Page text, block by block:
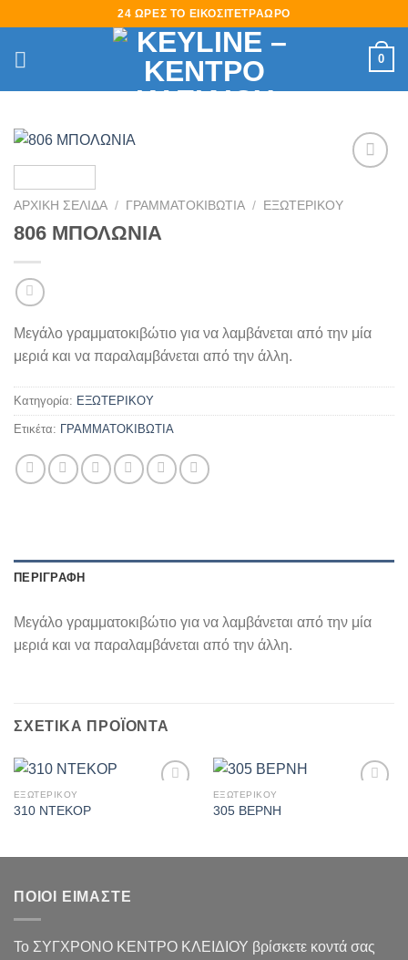
content
24 ΩΡΕΣ ΤΟ ΕΙΚΟΣΙΤΕΤΡΑΩΡΟ
0
στην
ΑΡΧΙΚΉ ΣΕΛΊΔΑ / ΓΡΑΜΜΑΤΟΚΙΒΩΤΙΑ / ΕΞΩΤΕΡΙΚΟΥ
806 ΜΠΟΛΩΝΙΑ
Μεγάλο γραμματοκιβώτιο για να λαμβάνεται από την μία
μεριά και να παραλαμβάνεται από την άλλη.
Κατηγορία: ΕΞΩΤΕΡΙΚΟΥ
Ετικέτα: ΓΡΑΜΜΑΤΟΚΙΒΩΤΙΑ
ΠΕΡΙΓΡΑΦΉ
Μεγάλο γραμματοκιβώτιο για να λαμβάνεται από την μία
μεριά και να παραλαμβάνεται από την άλλη.
ΣΧΕΤΙΚΆ ΠΡΟΪΌΝΤΑ
ΕΞΩΤΕΡΙΚΟΥ
310 ΝΤΕΚΟΡ
ΕΞΩΤΕΡΙΚΟΥ
305 ΒΕΡΝΗ
ΠΟΙΟΙ ΕΙΜΑΣΤΕ
Το ΣΥΓΧΡΟΝΟ ΚΕΝΤΡΟ ΚΛΕΙΔΙΟΥ βρίσκετε κοντά σας